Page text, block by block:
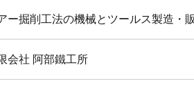
ー掘削工法の機械とツールス製造・
会社 阿部鐵工所